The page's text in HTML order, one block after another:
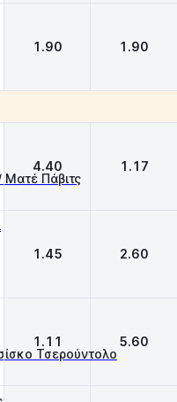
1.90 1.90
Πάβιτς
4.40 1.17
1.45 2.60
Τσερούντολο
1.11 5.60